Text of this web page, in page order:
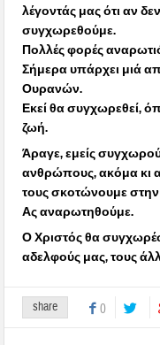
λέγοντάς μας ότι αν
συγχωρεθούμε.
Πολλές φορές
Σήμερα υπάρχει μιά
Ουρανών.
Εκεί θα συγχωρεθεί,
ζωή.
Άραγε, εμείς
ανθρώπους, ακόμα κι
τους σκοτώνουμε
Ας αναρωτηθούμε.
Ο Χριστός θα
αδελφούς μας, τους
share 0